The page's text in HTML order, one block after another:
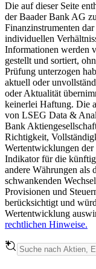
Die auf dieser Seite
der Baader Bank AG
Finanzinstrumenten
individuellen
Informationen werden
gestellt und sortiert,
Prüfung unterzogen
aktuell oder
oder Aktualität
keinerlei Haftung. Die
von LSEG Data &
Bank
Richtigkeit,
Wertentwicklungen der
Indikator für die
andere Währungen als
schwankenden
Provisionen und
berücksichtigt und
Wertentwicklung
rechtlichen Hinweise.